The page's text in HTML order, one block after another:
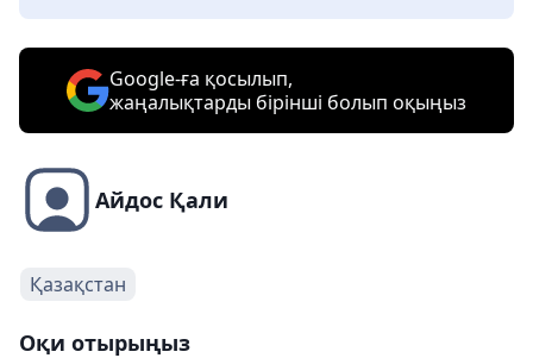
Google-ға қосылып,
жаңалықтарды бірінші болып оқыңыз
Айдос Қали
Қазақстан
Оқи отырыңыз